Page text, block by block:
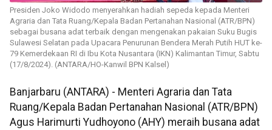
Presiden Joko Widodo menyerahkan hadiah sepeda kepada Menteri
Agraria dan Tata Ruang/Kepala Badan Pertanahan Nasional (ATR/BPN)
sebagai busana adat terbaik dengan mengenakan pakaian Suku Bugis
Sulawesi Selatan pada Upacara Penurunan Bendera Merah Putih HUT ke-
79 Kemerdekaan RI di Ibu Kota Nusantara (IKN) Kalimantan Timur, Sabtu
(17/8/2024). (ANTARA/HO-Kanwil BPN Kalsel)
Banjarbaru (ANTARA) - Menteri Agraria dan Tata
Ruang/Kepala Badan Pertanahan Nasional (ATR/BPN)
Agus Harimurti Yudhoyono (AHY) meraih busana adat